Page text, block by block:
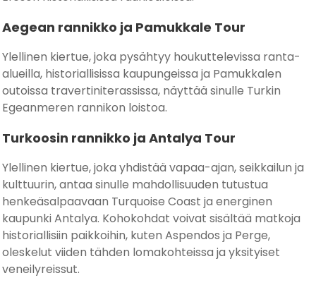
Aegean rannikko ja Pamukkale Tour
Ylellinen kiertue, joka pysähtyy houkuttelevissa ranta-
alueilla, historiallisissa kaupungeissa ja Pamukkalen
outoissa travertiniterassissa, näyttää sinulle Turkin
Egeanmeren rannikon loistoa.
Turkoosin rannikko ja Antalya Tour
Ylellinen kiertue, joka yhdistää vapaa-ajan, seikkailun ja
kulttuurin, antaa sinulle mahdollisuuden tutustua
henkeäsalpaavaan Turquoise Coast ja energinen
kaupunki Antalya. Kohokohdat voivat sisältää matkoja
historiallisiin paikkoihin, kuten Aspendos ja Perge,
oleskelut viiden tähden lomakohteissa ja yksityiset
veneilyreissut.